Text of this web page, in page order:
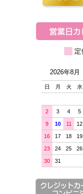
2026年8月
日 月 火 水
2 3 4 5
9 10 11 12
16 17 18 19
23 24 25 26
30 31